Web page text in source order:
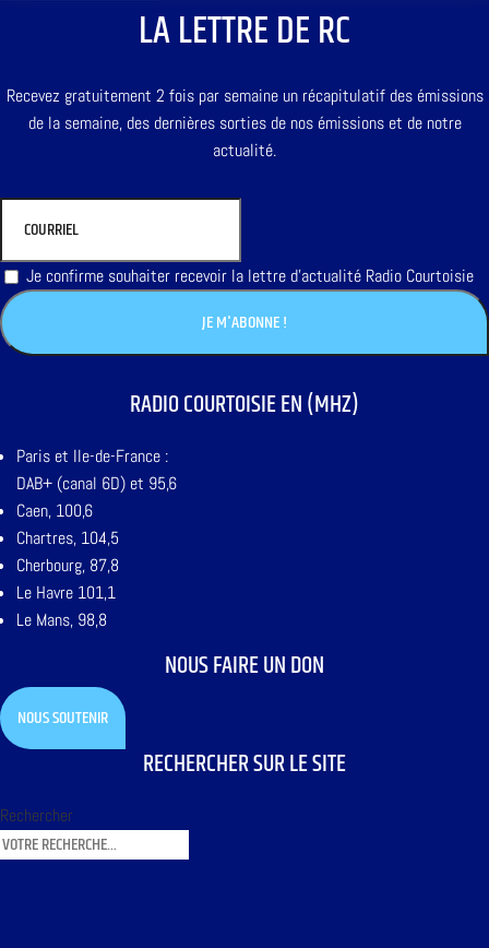
LA LETTRE DE RC
Recevez gratuitement 2 fois par semaine un récapitulatif des émissions
de la semaine, des dernières sorties de nos émissions et de notre
actualité.
Je confirme souhaiter recevoir la lettre d'actualité Radio Courtoisie
RADIO COURTOISIE EN (MHZ)
Paris et Ile-de-France :
DAB+ (canal 6D) et 95,6
Caen, 100,6
Chartres, 104,5
Cherbourg, 87,8
Le Havre 101,1
Le Mans, 98,8
NOUS FAIRE UN DON
NOUS SOUTENIR
RECHERCHER SUR LE SITE
Rechercher